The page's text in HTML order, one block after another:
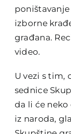
izborne
građana.
video.
U vezi s tim,
sednice
da li će neko
iz naroda,